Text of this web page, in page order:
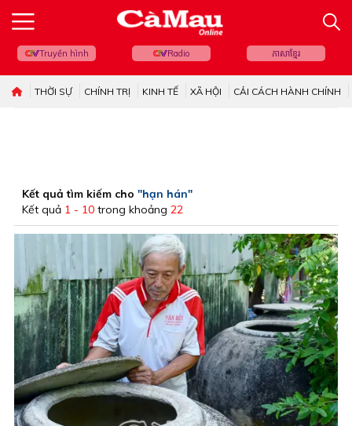
Truyền hình Radio ភាសាខ្មែរ
THỜI SỰ CHÍNH TRỊ KINH TẾ XÃ HỘI CẢI CÁCH HÀNH CHÍNH
Kết quả tìm kiếm cho "hạn hán"
Kết quả 1 - 10 trong khoảng 22